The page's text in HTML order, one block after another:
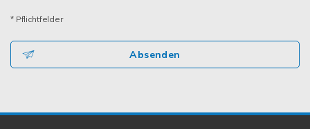
* Pflichtfelder
Absenden